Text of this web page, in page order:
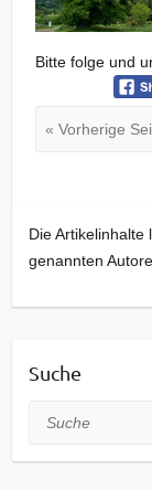
Bitte folge und
« Vorherige
Die Artikelinhalte
genannten
Suche
Suche